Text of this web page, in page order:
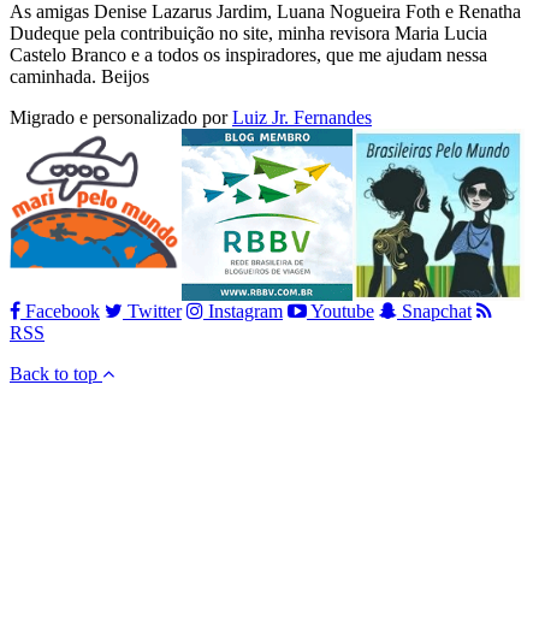
As amigas Denise Lazarus Jardim, Luana Nogueira Foth e Renatha
Dudeque pela contribuição no site, minha revisora Maria Lucia
Castelo Branco e a todos os inspiradores, que me ajudam nessa
caminhada. Beijos
Migrado e personalizado porLuiz Jr. Fernandes
Facebook Twitter Instagram Youtube
Snapchat
RSS
Back to top